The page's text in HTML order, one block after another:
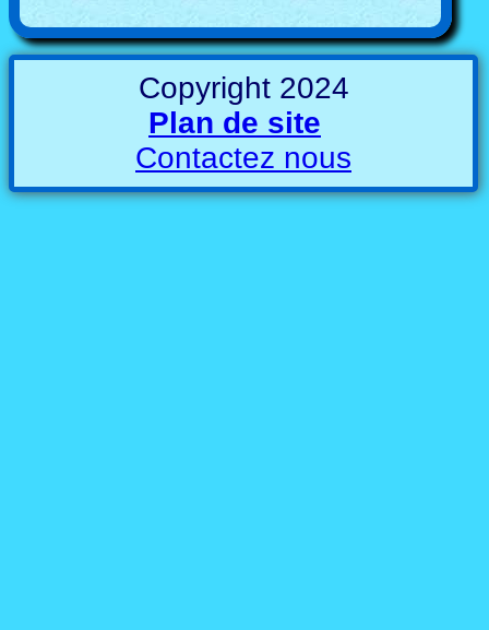
Copyright 2024
Plan de site
Contactez nous